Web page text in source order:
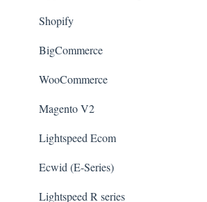
Shopify
BigCommerce
WooCommerce
Magento V2
Lightspeed Ecom
Ecwid (E-Series)
Lightspeed R series